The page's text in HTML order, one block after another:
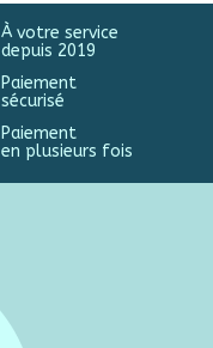
À votre service
depuis 2019
Paiement
sécurisé
Paiement
en plusieurs fois